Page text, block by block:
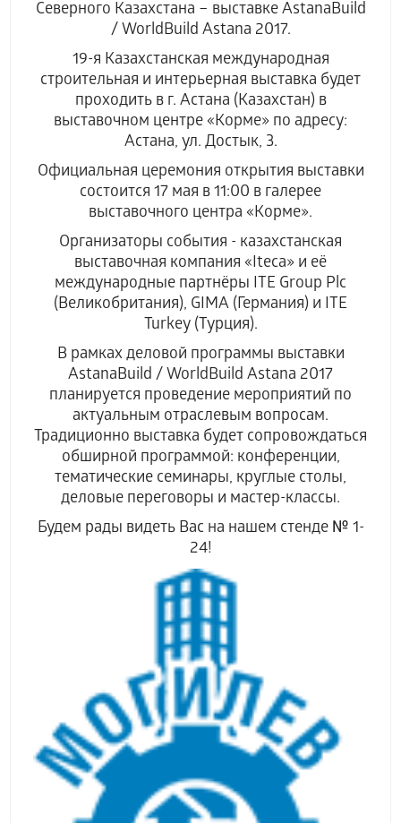
Северного Казахстана – выставке AstanaBuild
/ WorldBuild Astana 2017.
19-я Казахстанская международная
строительная и интерьерная выставка будет
проходить в г. Астана (Казахстан) в
выставочном центре «Корме» по адресу:
Астана, ул. Достык, 3.
Официальная церемония открытия выставки
состоится 17 мая в 11:00 в галерее
выставочного центра «Корме».
Организаторы события - казахстанская
выставочная компания «Iteca» и её
международные партнёры ITE Group Plc
(Великобритания), GIMA (Германия) и ITE
Turkey (Турция).
В рамках деловой программы выставки
AstanaBuild / WorldBuild Astana 2017
планируется проведение мероприятий по
актуальным отраслевым вопросам.
Традиционно выставка будет сопровождаться
обширной программой: конференции,
тематические семинары, круглые столы,
деловые переговоры и мастер-классы.
Будем рады видеть Вас на нашем стенде № 1-
24!